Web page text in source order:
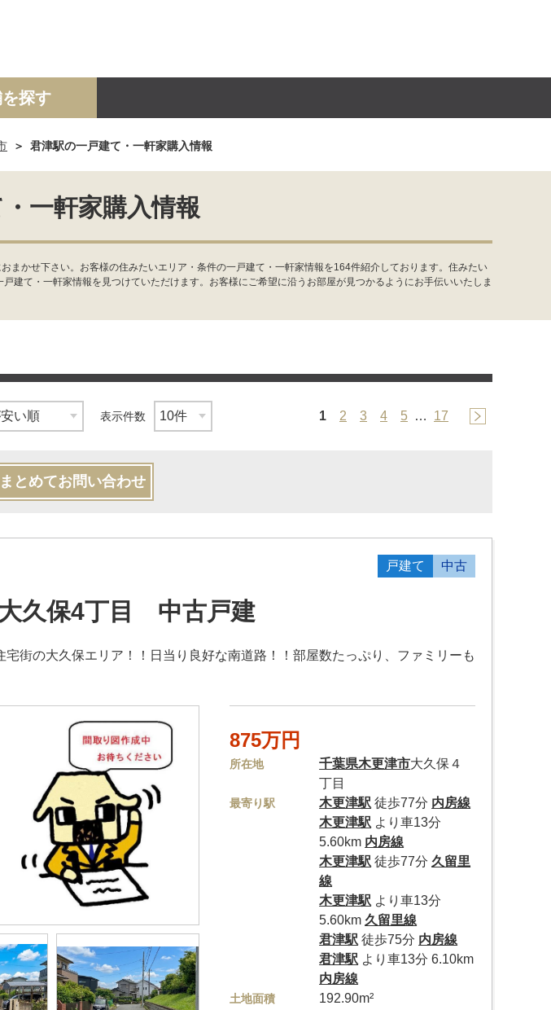
土地 事業投資用
探す
君津駅の一戸建て・一軒家購入情報
一軒家購入情報
かせ下さい。お客様の住みたいエリア・条件の一戸建て・一軒家情報を164件紹介しております。住みたい
て・一軒家情報を見つけていただけます。お客様にご希望に沿うお部屋が見つかるようにお手伝いいたしま
表示件数 1 2 3 4 5 … 17
まとめてお問い合わせ
戸建て 中古
久保4丁目 中古戸建
街の大久保エリア！！日当り良好な南道路！！部屋数たっぷり、ファミリーも
875万円
所在地 千葉県木更津市大久保４
丁目
最寄り駅 木更津駅 徒歩77分 内房線
木更津駅 より車13分
5.60km 内房線
木更津駅 徒歩77分久留里
線
木更津駅 より車13分
5.60km久留里線
君津駅 徒歩75分 内房線
君津駅 より車13分 6.10km
内房線
土地面積 192.90m²